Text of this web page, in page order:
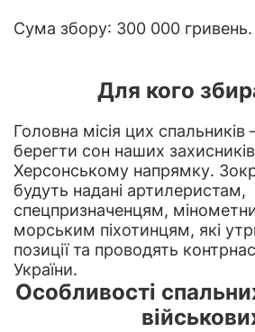
Сума збору: 300 000 гривень.
Для кого
Головна місія цих спальників
берегти сон наших
Херсонському напрямку.
будуть надані артилеристам,
спецпризначенцям,
морським піхотинцям, які
позиції та проводять
України.
Особливості